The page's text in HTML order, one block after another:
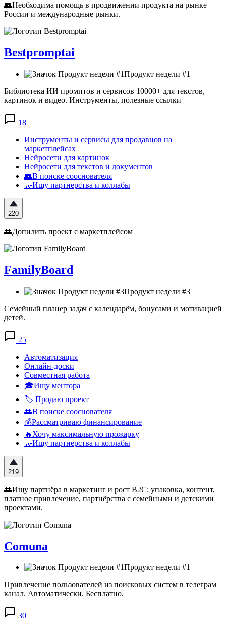
👥Необходима помощь в продвижении продукта на рынке
России и международные рынки.
Bestprоmptai
Продукт недели #1
Библиотека ИИ промптов и сервисов 10000+ для текстов,
картинок и видео. Инструменты, полезные ссылки
18
Инструменты и сервисы для продавцов на
маркетплейсах
Нейросети для картинок
Нейросети для текстов и документов
👥В поиске сооснователя
🤝Ищу партнерства и коллабы
220
👥Допилить проект с маркетплейсом
FamilyBoard
Продукт недели #3
Семейный планер задач с календарём, бонусами и мотивацией
детей.
25
Автоматизация
Онлайн-доски
Совместная работа
🎓Ищу ментора
🏷️ Продаю проект
👥В поиске сооснователя
💰Рассматриваю финансирование
🔥Хочу максимальную прожарку
🤝Ищу партнерства и коллабы
219
👥Ищу партнёра в маркетинг и рост B2C: упаковка, контент,
платное привлечение, партнёрства с семейными и детскими
проектами.
Comuna
Продукт недели #1
Привлечение пользователей из поисковых систем в телеграм
канал. Автоматически. Бесплатно.
30